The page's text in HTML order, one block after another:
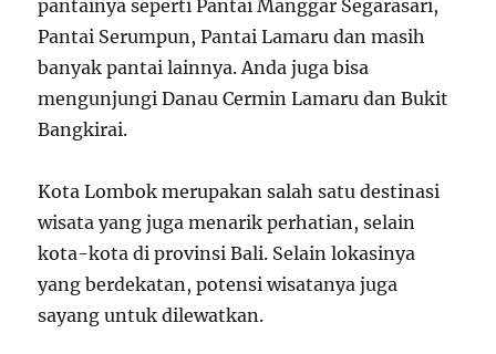
pantainya seperti Pantai Manggar Segarasari,
Pantai Serumpun, Pantai Lamaru dan masih
banyak pantai lainnya. Anda juga bisa
mengunjungi Danau Cermin Lamaru dan Bukit
Bangkirai.
Kota Lombok merupakan salah satu destinasi
wisata yang juga menarik perhatian, selain
kota-kota di provinsi Bali. Selain lokasinya
yang berdekatan, potensi wisatanya juga
sayang untuk dilewatkan.